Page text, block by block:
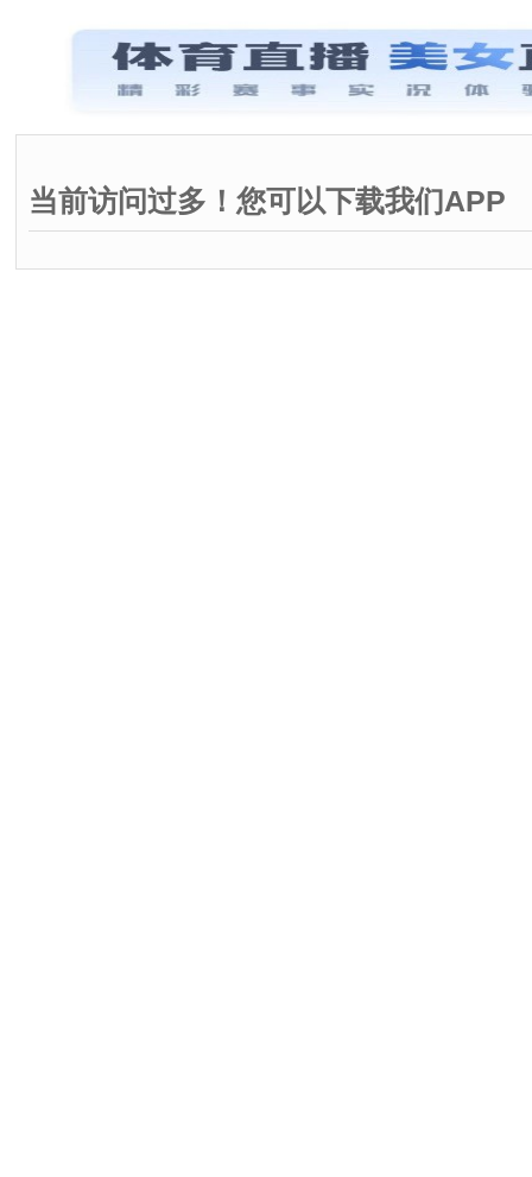
当前访问过多！您可以下载我们APP